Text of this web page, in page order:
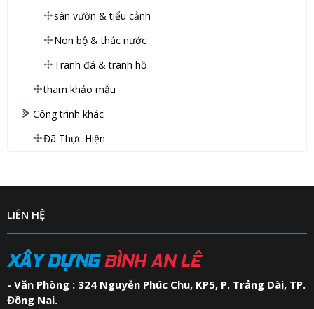
sân vườn & tiểu cảnh
Non bộ & thác nước
Tranh đá & tranh hồ
tham khảo mẫu
Công trình khác
Đã Thực Hiện
LIÊN HỆ
XÂY DỰNG BÌNH AN LÊ
- Văn Phòng : 324 Nguyễn Phúc Chu, KP5, P. Trảng Dài, TP.
Đồng Nai.